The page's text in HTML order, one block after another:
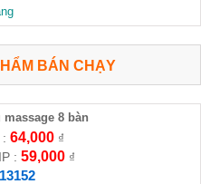
BÁN CHẠY
massage 8 bàn
64,000₫
: 59,000₫
13152